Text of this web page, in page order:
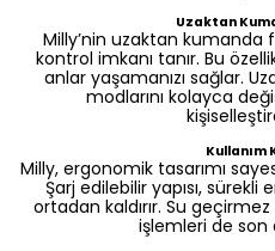
Uzaktan
Milly’nin uzaktan kumanda
kontrol imkanı tanır. Bu
anlar yaşamanızı sağlar.
modlarını kolayca
Kullanım
Milly, ergonomik tasarımı
Şarj edilebilir yapısı,
ortadan kaldırır. Su
işlemleri de